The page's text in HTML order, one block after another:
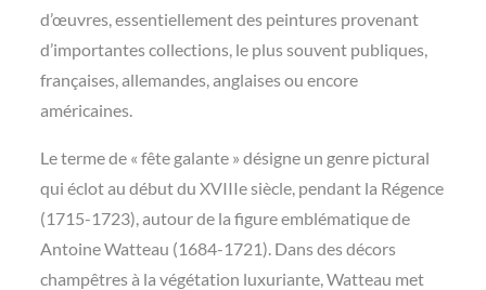
d’œuvres, essentiellement des peintures provenant
d’importantes collections, le plus souvent publiques,
françaises, allemandes, anglaises ou encore
américaines.
Le terme de « fête galante » désigne un genre pictural
qui éclot au début du XVIIIe siècle, pendant la Régence
(1715-1723), autour de la figure emblématique de
Antoine Watteau (1684-1721). Dans des décors
champêtres à la végétation luxuriante, Watteau met